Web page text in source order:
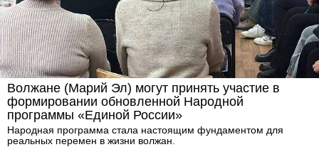
Волжане (Марий Эл) могут принять участие в
формировании обновленной Народной
программы «Единой России»
Народная программа стала настоящим фундаментом для
реальных перемен в жизни волжан.